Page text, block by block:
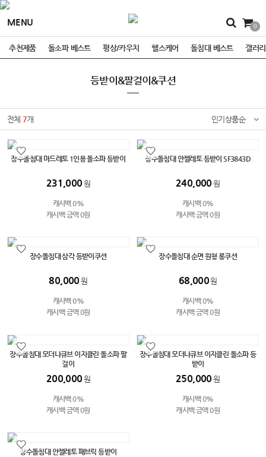
MENU 0
추천제품 돌소파 베스트 평상/카우치 헬스케어 돌침대 베스트 갤러
등받이&팔걸이&쿠션
전체7개 인기상품순
장수돌침대 마드레토 1인용 돌소파 등받이
231,000원
캐시백 0%
캐시백 금액 0원
장수돌침대 안젤레토 등받이 SF3843D
240,000원
캐시백 0%
캐시백 금액 0원
장수돌침대 삼각 등받이쿠션
80,000원
캐시백 0%
캐시백 금액 0원
장수돌침대 순면 원형 롱쿠션
68,000원
캐시백 0%
캐시백 금액 0원
장수돌침대 모더나큐브 이지클린 돌소파 팔
걸이
200,000원
캐시백 0%
캐시백 금액 0원
장수돌침대 모더나큐브 이지클린 돌소파 등
받이
250,000원
캐시백 0%
캐시백 금액 0원
장수돌침대 안젤레토 패브릭 등받이